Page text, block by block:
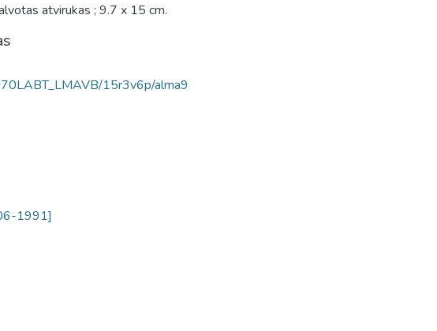
atvirukas ; 9.7 x 15 cm.
15r3v6p/alma9
1991]